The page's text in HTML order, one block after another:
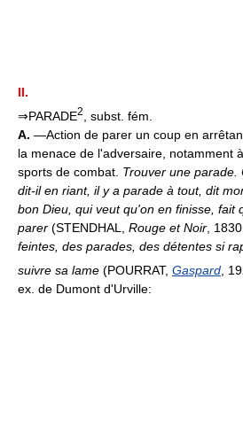
II.
⇒PARADE2
, subst. fém.
A. —Action de parer un coup en
la menace de l'adversaire, notamment
sports de combat. Trouver une parade.
dit-il en riant, il y a parade à tout, dit
bon Dieu, qui veut qu'on en finisse, fait
parer (STENDHAL, Rouge et Noir ,
feintes, des parades, des détentes si
suivre sa lame (POURRAT, Gaspard ,
ex. de Dumont d'Urville: